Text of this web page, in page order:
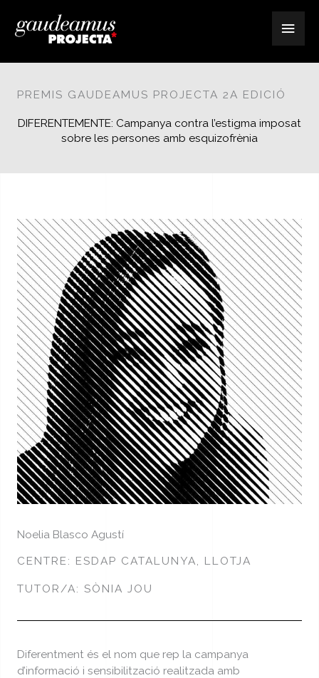
contingut
PREMIS GAUDEAMUS PROJECTA 2A EDICIÓ
DIFERENTEMENTE: Campanya contra l’estigma imposat
sobre les persones amb esquizofrènia
Noelia Blasco Agustí
CENTRE: ESDAP CATALUNYA, LLOTJA
TUTOR/A: SÒNIA JOU
Diferentment és el nom que rep la campanya
d’informació i sensibilització realitzada amb